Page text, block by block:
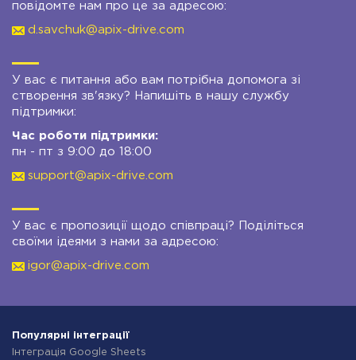
повідомте нам про це за адресою:
d.savchuk@apix-drive.com
У вас є питання або вам потрібна допомога зі
створення зв'язку? Напишіть в нашу службу
підтримки:
Час роботи підтримки:
пн - пт з 9:00 до 18:00
support@apix-drive.com
У вас є пропозиції щодо співпраці? Поділіться
своїми ідеями з нами за адресою:
igor@apix-drive.com
Популярні інтеграції
Інтеграція Google Sheets